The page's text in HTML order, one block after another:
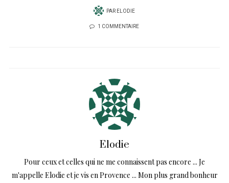
PAR ELODIE
1 COMMENTAIRE
Elodie
Pour ceux et celles qui ne me connaissent pas encore ... Je
m'appelle Elodie et je vis en Provence ... Mon plus grand bonheur